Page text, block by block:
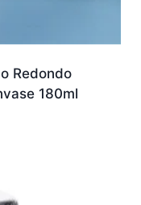
Redondo
180ml